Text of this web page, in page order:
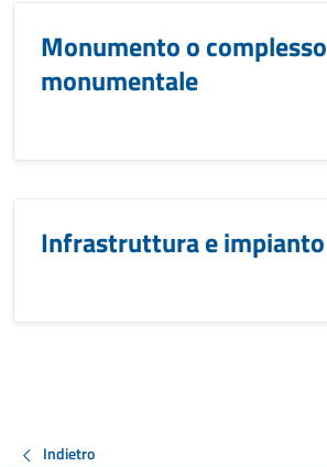
Monumento o complesso
monumentale
Infrastruttura e impianto
Indietro